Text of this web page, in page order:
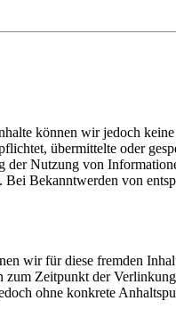
können wir jedoch
übermittelte oder
Nutzung von
Bekanntwerden von
wir für diese fremden
Zeitpunkt der
ohne konkrete